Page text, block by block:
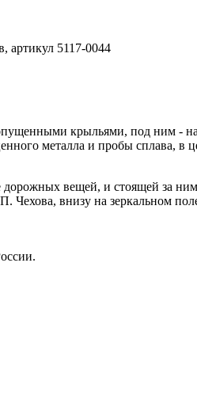
артикул 5117-0044
опущенными крыльями, под
металла и пробы сплава, в
вещей, и стоящей за
Чехова, внизу на зеркальном